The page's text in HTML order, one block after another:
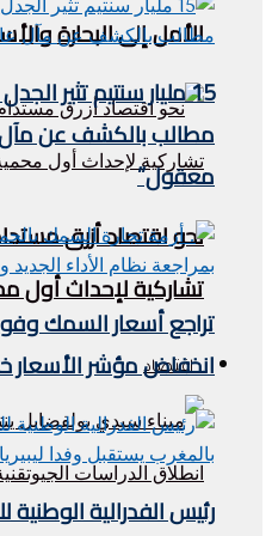
الأمل إلى البحارة
نحو اقتصاد أزرق
تشاركية لإحداث أول
اقتصاد
15 مليار سنتيم تثير
مطالب بالكشف عن مآل
معقول”
تراجع أسعار السمك
انخفاض مؤشر الأسعار